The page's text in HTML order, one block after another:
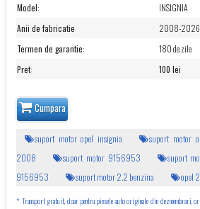
Model:
INSIGNIA
Anii de fabricatie:
2008-2026
Termen de garantie:
180 de zile
Pret: 100 lei
Cumpara
suport motor opel insignia suport motor
2008
suport motor 9156953 suport
9156953
suport motor 2.2 benzina opel
* Transport gratuit, doar pentru piesele auto originale din dezmembrari,